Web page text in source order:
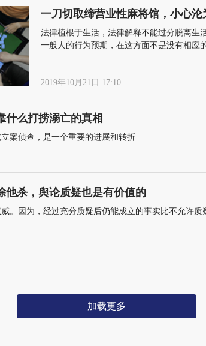
一刀切取缔营业性麻将馆，小心沦
法律植根于生活，法律解释不能过分脱离生
一般人的行为预期，在这方面不是没有相应
2019年10月21日 17:10
什么打捞溺亡的真相
案侦查，是一个重要的进展和转折
他杀，舆论质疑也是有价值的
。因为，经过充分质疑后仍能成立的事实比不允许
加载更多